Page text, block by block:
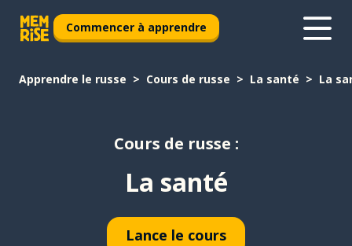
Commencer à apprendre
Apprendre le russe Cours de russe La santé La
Cours de russe :
La santé
Lance le cours